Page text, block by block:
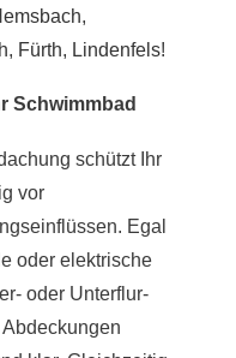
,
, Fürth, Lindenfels!
Schwimmbad
schützt Ihr
vor
Egal
oder elektrische
oder Unterflur-